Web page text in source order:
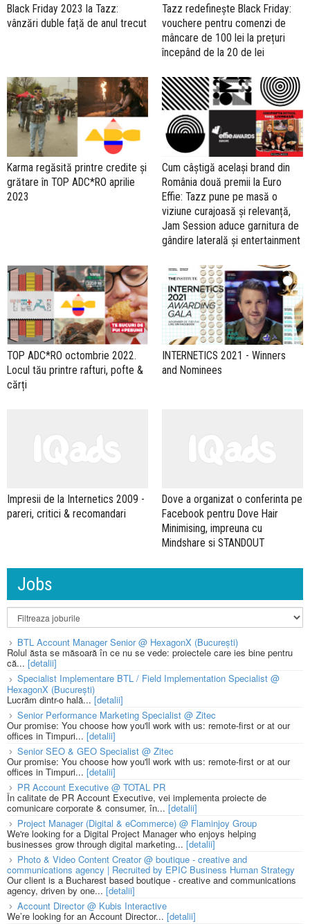
Black Friday 2023 la Tazz:
vânzări duble față de anul trecut
Tazz redefinește Black Friday:
vouchere pentru comenzi de
mâncare de 100 lei la prețuri
începând de la 20 de lei
Karma regăsită printre credite și
grătare în TOP ADC*RO aprilie
2023
Cum câștigă același brand din
România două premii la Euro
Effie: Tazz pune pe masă o
viziune curajoasă și relevanță,
Jam Session aduce garnitura de
gândire laterală și entertainment
TOP ADC*RO octombrie 2022.
Locul tău printre rafturi, pofte &
cărți
INTERNETICS 2021 - Winners
and Nominees
Impresii de la Internetics 2009 -
pareri, critici & recomandari
Dove a organizat o conferinta pe
Facebook pentru Dove Hair
Minimising, impreuna cu
Mindshare si STANDOUT
Jobs
BTL Account Manager Senior @ HexagonX (București)
Rolul ăsta se măsoară în ce nu se vede: proiectele care ies bine pentru
că... [detalii]
Specialist Implementare BTL / Field Implementation Specialist @
HexagonX (București)
Lucrăm dintr-o hală...[detalii]
Senior Performance Marketing Specialist @ Zitec
Our promise: You choose how you'll work with us: remote-first or at our
offices in Timpuri... [detalii]
Senior SEO & GEO Specialist @ Zitec
Our promise: You choose how you'll work with us: remote-first or at our
offices in Timpuri... [detalii]
PR Account Executive @ TOTAL PR
În calitate de PR Account Executive, vei implementa proiecte de
comunicare corporate & consumer, în... [detalii]
Project Manager (Digital & eCommerce) @ Flaminjoy Group
We're looking for a Digital Project Manager who enjoys helping
businesses grow through digital marketing... [detalii]
Photo & Video Content Creator @ boutique - creative and
communications agency | Recruited by EPIC Business Human Strategy
Our client is a Bucharest based boutique - creative and communications
agency, driven by one... [detalii]
Account Director @ Kubis Interactive
We’re looking for an Account Director... [detalii]